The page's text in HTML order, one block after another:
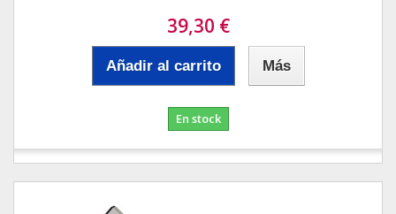
39,30 €
Añadir al carrito Más
En stock